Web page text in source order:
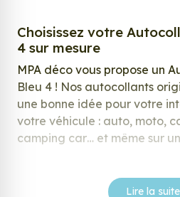
Choisissez votre
4 sur mesure
MPA déco vous propose un
Bleu 4 ! Nos autocollants
une bonne idée pour votre
votre véhicule : auto, moto,
camping car… et même sur
répondre à vos attentes,Lire la suite